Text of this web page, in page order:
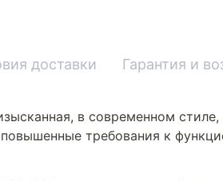
доставки Гарантия и
в современном
требования к